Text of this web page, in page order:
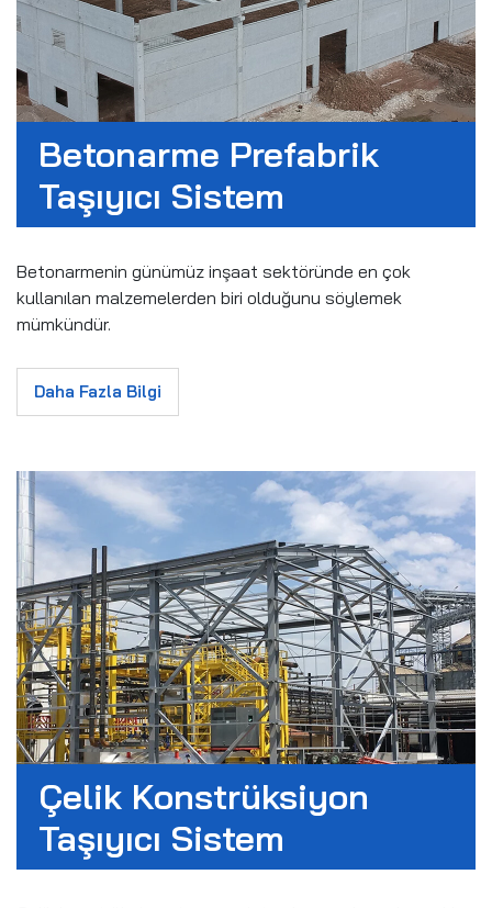
Betonarme Prefabrik
Taşıyıcı Sistem
Betonarmenin günümüz inşaat sektöründe en çok
kullanılan malzemelerden biri olduğunu söylemek
mümkündür.
Bu nedenle, betonarme prefabrik taşıyıcı sistemler de
Betonarme prefabrik taşıyıcı sistemler, inşaat alanında
kullanılan taşıyıcı elemanların, fabrikasyon ve montaj
süreçlerinin öncesinde üretilmesi ve sadece yerinde
montajının yapılmasını içermektedir.
Daha Fazla Bilgi
Çelik Konstrüksiyon
Taşıyıcı Sistem